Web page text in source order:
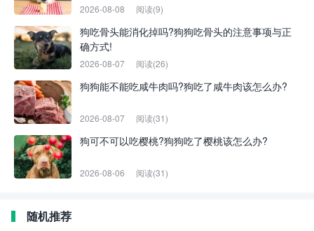
2026-08-08 阅读(9)
狗吃骨头能消化掉吗?狗狗吃骨头的注意事项与正
确方式!
2026-08-07 阅读(26)
狗狗能不能吃咸牛肉吗?狗吃了咸牛肉该怎么办?
2026-08-07 阅读(31)
狗可不可以吃樱桃?狗狗吃了樱桃该怎么办?
2026-08-06 阅读(31)
随机推荐